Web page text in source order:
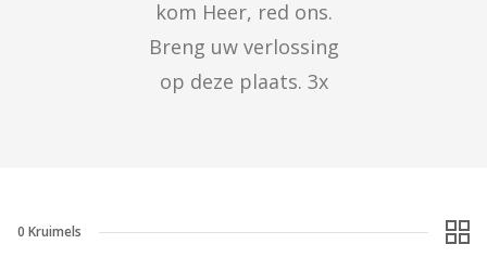
kom Heer, red ons.
Breng uw verlossing
op deze plaats. 3x
0 Kruimels